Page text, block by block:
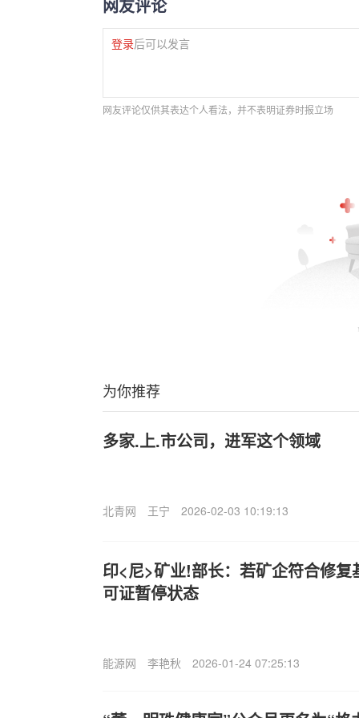
网友评论
登录后可以发言
网友评论仅供其表达个人看法，并不表明证券时报立场
为你推荐
多家.上.市公司，进军这个领域
北青网 王宁 2026-02-03 10:19:13
印<尼>矿业!部长：若矿企符合修
可证暂停状态
能源网 李艳秋 2026-01-24 07:25:13